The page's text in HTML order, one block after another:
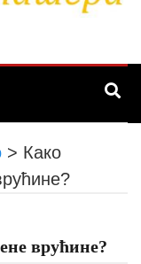
> Како
врућине?